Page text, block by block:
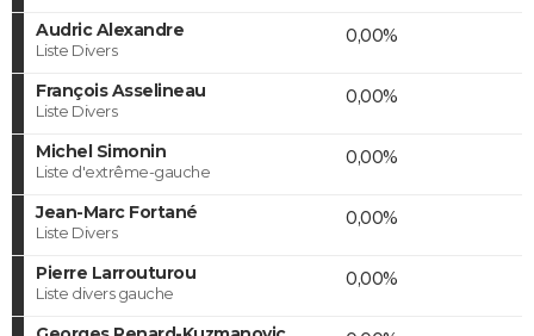
Audric Alexandre
Liste Divers
0,00%
François Asselineau
Liste Divers
0,00%
Michel Simonin
Liste d'extrême-gauche
0,00%
Jean-Marc Fortané
Liste Divers
0,00%
Pierre Larrouturou
Liste divers gauche
0,00%